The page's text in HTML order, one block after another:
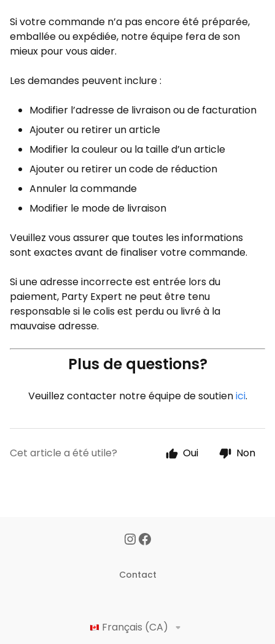
Si votre commande n’a pas encore été préparée,
emballée ou expédiée, notre équipe fera de son
mieux pour vous aider.
Les demandes peuvent inclure :
Modifier l’adresse de livraison ou de facturation
Ajouter ou retirer un article
Modifier la couleur ou la taille d’un article
Ajouter ou retirer un code de réduction
Annuler la commande
Modifier le mode de livraison
Veuillez vous assurer que toutes les informations
sont exactes avant de finaliser votre commande.
Si une adresse incorrecte est entrée lors du
paiement, Party Expert ne peut être tenu
responsable si le colis est perdu ou livré à la
mauvaise adresse.
Plus de questions?
Veuillez contacter notre équipe de soutienici.
Cet article a été utile? Oui Non
Contact
Français (CA)